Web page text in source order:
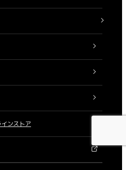
ンストア